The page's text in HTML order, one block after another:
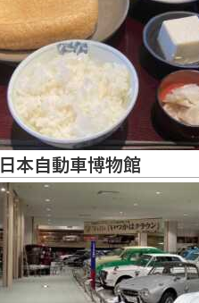
日本自動車博物館